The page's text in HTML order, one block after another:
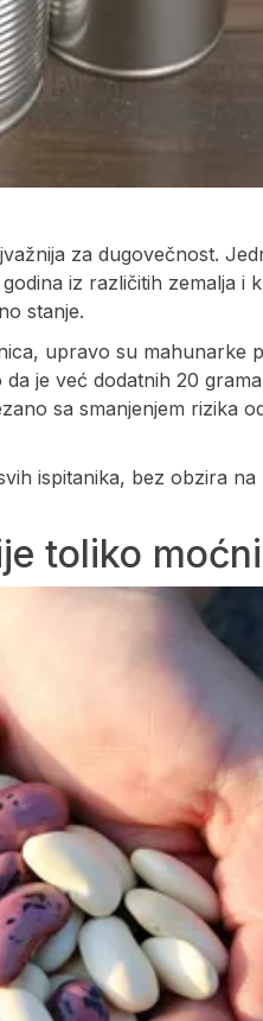
za dugovečnost.
iz različitih zemalja i
stanje.
upravo su mahunarke
je već dodatnih 20
sa smanjenjem rizika
ispitanika, bez obzira
toliko